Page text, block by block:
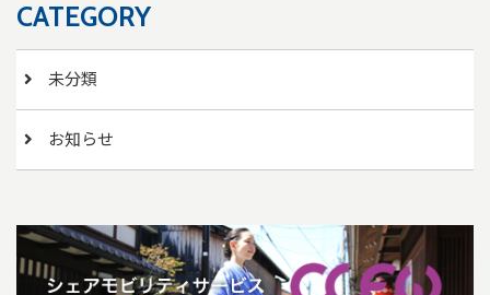
CATEGORY
未分類
お知らせ